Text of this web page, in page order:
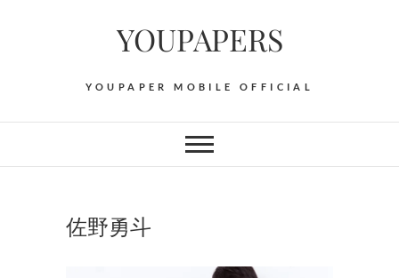
YOUPAPERS
YOUPAPER MOBILE OFFICIAL
佐野勇斗